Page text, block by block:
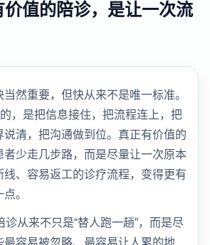
值的陪诊，是让一次流
然重要，但快从来不是唯一标准。
的，是把信息接住，把流程连上，把
说清，把沟通做到位。真正有价值的
者少走几步路，而是尽量让一次原本
线、容易返工的诊疗流程，变得更有
。
诊从来不只是“替人跑一趟”，而是尽